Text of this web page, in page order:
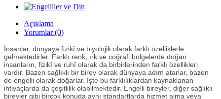
Açıklama
Yorumlar (0)
İnsanlar, dünyaya fizikî ve biyolojik olarak farklı özelliklerle
gelmektedirler. Farklı renk, ırk ve coğrafi bölgelerde doğan
insanların, fizikî ve ruhî olarak da birbirlerinden farklı özellikleri
vardır. Bazen sağlıklı bir birey olarak dünyaya adım atarlar, bazen
de engelli olarak doğarlar. İşte bu farklılıklardan kaynaklanan
ihtiyaçlarda da çeşitlilik olabilmektedir. Engelli bireyler, diğer sağlıklı
bireyler gibi birçok konuda aynı standartlarda hizmet alma veya